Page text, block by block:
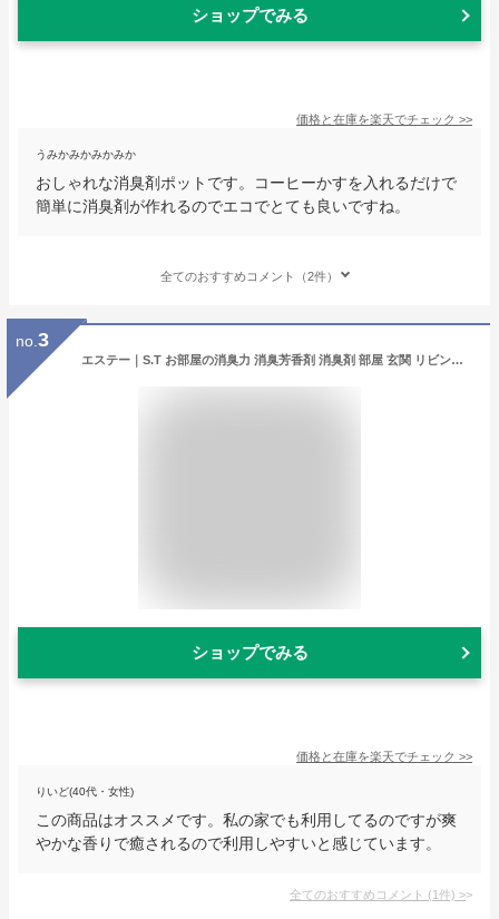
ショップでみる
価格と在庫を楽天でチェック >>
うみかみかみかみか
おしゃれな消臭剤ポットです。コーヒーかすを入れるだけで
簡単に消臭剤が作れるのでエコでとても良いですね。
全てのおすすめコメント（2件）
no. 3
エステー｜S.T お部屋の消臭力 消臭芳香剤 消臭剤 部屋 玄関 リビング 置き型 グリーンブーケ 400mL
ショップでみる
価格と在庫を楽天でチェック >>
りいど(40代・女性)
この商品はオススメです。私の家でも利用してるのですが爽
やかな香りで癒されるので利用しやすいと感じています。
全てのおすすめコメント (1件) >